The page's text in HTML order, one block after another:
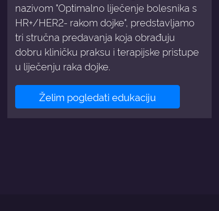
nazivom "Optimalno liječenje bolesnika s
HR+/HER2- rakom dojke", predstavljamo
tri stručna predavanja koja obrađuju
dobru kliničku praksu i terapijske pristupe
u liječenju raka dojke.
Želim pogledati edukaciju